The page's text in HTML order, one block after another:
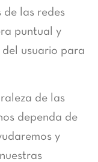
de las redes
puntual y
usuario para
de las
dependa de
y